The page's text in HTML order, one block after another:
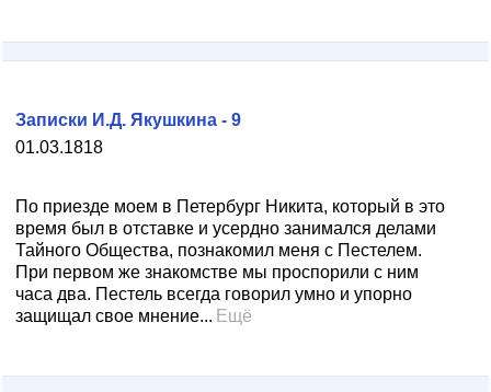
01.03.1818
Записки И.Д. Якушкина - 9
По приезде моем в Петербург Никита, который в это
время был в отставке и усердно занимался делами
Тайного Общества, познакомил меня с Пестелем.
При первом же знакомстве мы проспорили с ним
часа два. Пестель всегда говорил умно и упорно
защищал свое мнение... Ещё